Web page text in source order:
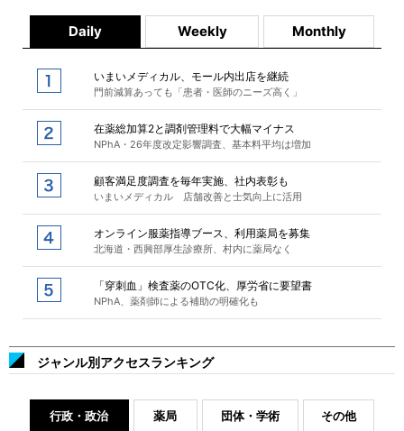
Daily Weekly Monthly
いまいメディカル、モール内出店を継続
門前減算あっても「患者・医師のニーズ高く」
在薬総加算2と調剤管理料で大幅マイナス
NPhA・26年度改定影響調査、基本料平均は増加
顧客満足度調査を毎年実施、社内表彰も
いまいメディカル 店舗改善と士気向上に活用
オンライン服薬指導ブース、利用薬局を募集
北海道・西興部厚生診療所、村内に薬局なく
「穿刺血」検査薬のOTC化、厚労省に要望書
NPhA、薬剤師による補助の明確化も
ジャンル別アクセスランキング
行政・政治 薬局 団体・学術 その他